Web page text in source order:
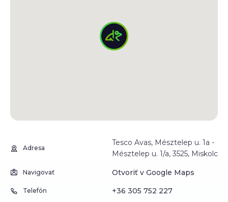
Adresa
Tesco Avas, Mésztelep u. 1a -
Mésztelep u. 1/a, 3525, Miskolc
Navigovať Otvoriť v Google Maps
Telefón +36 305 752 227